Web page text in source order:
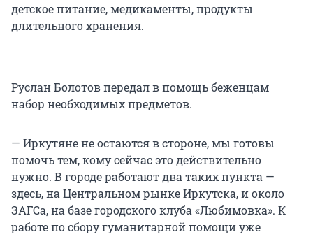
детское питание, медикаменты, продукты
длительного хранения.
Руслан Болотов передал в помощь беженцам
набор необходимых предметов.
— Иркутяне не остаются в стороне, мы готовы
помочь тем, кому сейчас это действительно
нужно. В городе работают два таких пункта —
здесь, на Центральном рынке Иркутска, и около
ЗАГСа, на базе городского клуба «Любимовка». К
работе по сбору гуманитарной помощи уже